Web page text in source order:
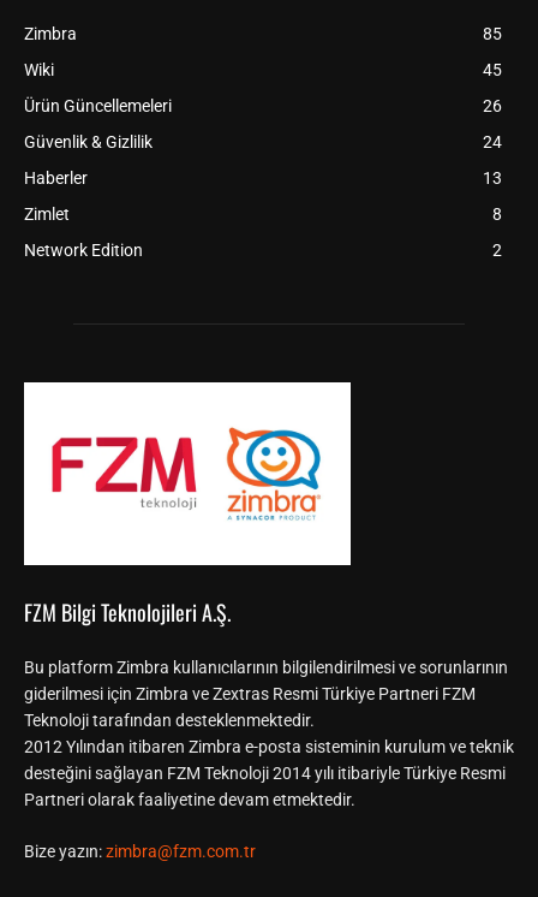
Zimbra
85
Wiki
45
Ürün Güncellemeleri
26
Güvenlik & Gizlilik
24
Haberler
13
Zimlet
8
Network Edition
2
FZM Bilgi Teknolojileri A.Ş.
Bu platform Zimbra kullanıcılarının bilgilendirilmesi ve sorunlarının
giderilmesi için Zimbra ve Zextras Resmi Türkiye Partneri FZM
Teknoloji tarafından desteklenmektedir.
2012 Yılından itibaren Zimbra e-posta sisteminin kurulum ve teknik
desteğini sağlayan FZM Teknoloji 2014 yılı itibariyle Türkiye Resmi
Partneri olarak faaliyetine devam etmektedir.
Bize yazın:zimbra@fzm.com.tr